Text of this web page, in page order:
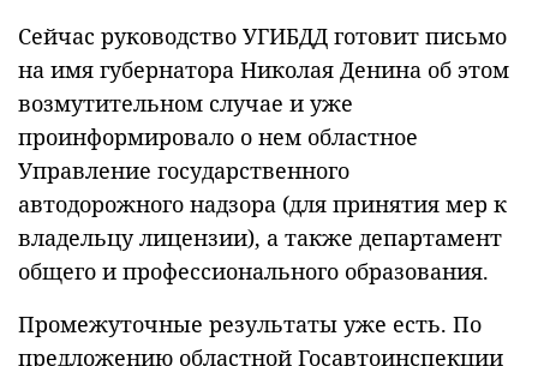
Сейчас руководство УГИБДД готовит письмо
на имя губернатора Николая Денина об этом
возмутительном случае и уже
проинформировало о нем областное
Управление государственного
автодорожного надзора (для принятия мер к
владельцу лицензии), а также департамент
общего и профессионального образования.
Промежуточные результаты уже есть. По
предложению областной Госавтоинспекции